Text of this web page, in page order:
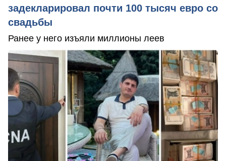
задекларировал почти 100 тысяч евро со
свадьбы
Ранее у него изъяли миллионы леев